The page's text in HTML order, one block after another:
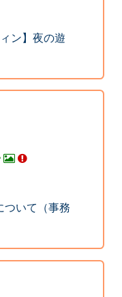
ン】夜の遊
ついて（事務